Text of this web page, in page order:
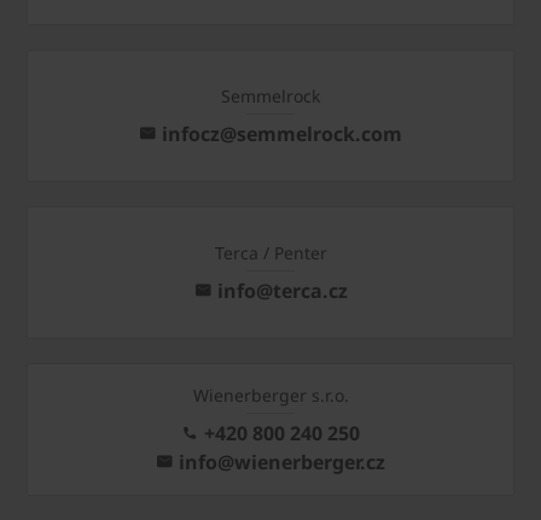
Semmelrock
infocz@semmelrock.com
Terca / Penter
info@terca.cz
Wienerberger s.r.o.
+420 800 240 250
info@wienerberger.cz